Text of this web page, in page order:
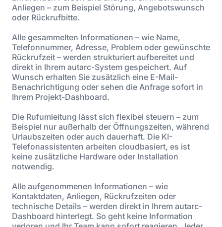
Anliegen – zum Beispiel Störung, Angebotswunsch
oder Rückrufbitte.
Alle gesammelten Informationen – wie Name,
Telefonnummer, Adresse, Problem oder gewünschte
Rückrufzeit – werden strukturiert aufbereitet und
direkt in Ihrem autarc-System gespeichert. Auf
Wunsch erhalten Sie zusätzlich eine E-Mail-
Benachrichtigung oder sehen die Anfrage sofort in
Ihrem Projekt-Dashboard.
Die Rufumleitung lässt sich flexibel steuern – zum
Beispiel nur außerhalb der Öffnungszeiten, während
Urlaubszeiten oder auch dauerhaft. Die KI-
Telefonassistenten arbeiten cloudbasiert, es ist
keine zusätzliche Hardware oder Installation
notwendig.
Alle aufgenommenen Informationen – wie
Kontaktdaten, Anliegen, Rückrufzeiten oder
technische Details – werden direkt in Ihrem autarc-
Dashboard hinterlegt. So geht keine Information